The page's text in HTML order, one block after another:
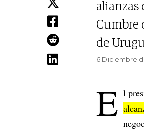
alianzas
Cumbre
de
6 Diciembre
E l